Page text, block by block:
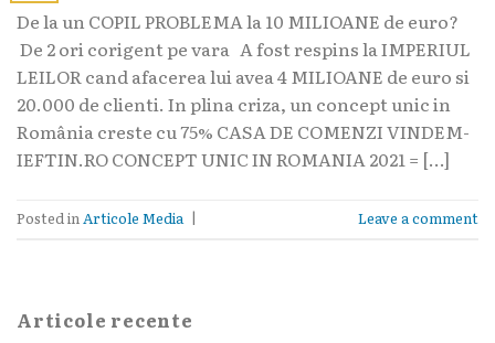
Articole recente
De la un COPIL PROBLEMA la 10 MILIOANE de euro?
De 2 ori corigent pe vara A fost respins la IMPERIUL
LEILOR cand afacerea lui avea 4 MILIOANE de euro si
20.000 de clienti. In plina criza, un concept unic in
România creste cu 75% CASA DE COMENZI VINDEM-
IEFTIN.RO CONCEPT UNIC IN ROMANIA 2021 = […]
Posted inArticole Media | Leave a comment